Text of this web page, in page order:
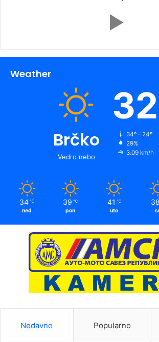
Weather
Brčko
Vedro nebo
32
34º - 24º
29%
3.09 km/h
34 ℃
ned
39 ℃
pon
41 ℃
uto
38
Nedavno Popularno